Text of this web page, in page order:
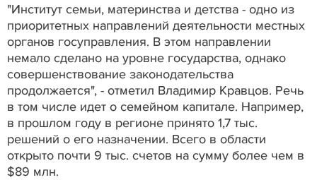
"Институт семьи, материнства и детства - одно из
приоритетных направлений деятельности местных
органов госуправления. В этом направлении
немало сделано на уровне государства, однако
совершенствование законодательства
продолжается", - отметил Владимир Кравцов. Речь
в том числе идет о семейном капитале. Например,
в прошлом году в регионе принято 1,7 тыс.
решений о его назначении. Всего в области
открыто почти 9 тыс. счетов на сумму более чем в
$89 млн.